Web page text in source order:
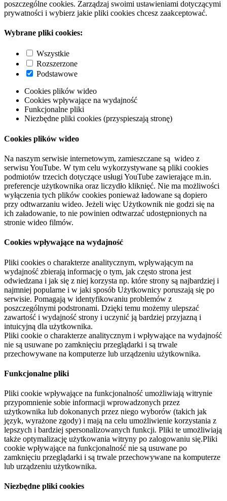
poszczególne cookies. Zarządzaj swoimi ustawieniami dotyczącymi
prywatności i wybierz jakie pliki cookies chcesz zaakceptować.
Wybrane pliki cookies:
Wszystkie
Rozszerzone
Podstawowe
Cookies plików wideo
Cookies wpływające na wydajność
Funkcjonalne pliki
Niezbędne pliki cookies (przyspieszają stronę)
Cookies plików wideo
Na naszym serwisie internetowym, zamieszczane są wideo z
serwisu YouTube. W tym celu wykorzystywane są pliki cookies
podmiotów trzecich dotyczące usługi YouTube zawierające m.in.
preferencje użytkownika oraz liczydło kliknięć. Nie ma możliwości
wyłączenia tych plików cookies ponieważ ładowane są dopiero
przy odtwarzaniu wideo. Jeżeli więc Użytkownik nie godzi się na
ich załadowanie, to nie powinien odtwarzać udostępnionych na
stronie wideo filmów.
Cookies wpływające na wydajność
Pliki cookies o charakterze analitycznym, wpływającym na
wydajność zbierają informację o tym, jak często strona jest
odwiedzana i jak się z niej korzysta np. które strony są najbardziej i
najmniej popularne i w jaki sposób Użytkownicy poruszają się po
serwisie. Pomagają w identyfikowaniu problemów z
poszczególnymi podstronami. Dzięki temu możemy ulepszać
zawartość i wydajność strony i uczynić ją bardziej przyjazną i
intuicyjną dla użytkownika.
Pliki cookie o charakterze analitycznym i wpływające na wydajność
nie są usuwane po zamknięciu przeglądarki i są trwale
przechowywane na komputerze lub urządzeniu użytkownika.
Funkcjonalne pliki
Pliki cookie wpływające na funkcjonalność umożliwiają witrynie
przypomnienie sobie informacji wprowadzonych przez
użytkownika lub dokonanych przez niego wyborów (takich jak
język, wyrażone zgody) i mają na celu umożliwienie korzystania z
lepszych i bardziej spersonalizowanych funkcji. Pliki te umożliwiają
także optymalizację użytkowania witryny po zalogowaniu się.Pliki
cookie wpływające na funkcjonalność nie są usuwane po
zamknięciu przeglądarki i są trwale przechowywane na komputerze
lub urządzeniu użytkownika.
Niezbędne pliki cookies